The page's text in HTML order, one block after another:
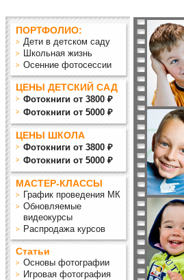
ПОРТФОЛИО:
Дети в детском саду
Школьная жизнь
Осенние фотосессии
ЦЕНЫ ДЕТСКИЙ САД
Фотокниги от 3800 ₽
Фотокниги от 5000 ₽
ЦЕНЫ ШКОЛА
Фотокниги от 3800 ₽
Фотокниги от 5000 ₽
МАСТЕР-КЛАССЫ
График проведения МК
Обновляемые
видеокурсы
Распродажа курсов
Статьи
Основы фотографии
Игровая фотография